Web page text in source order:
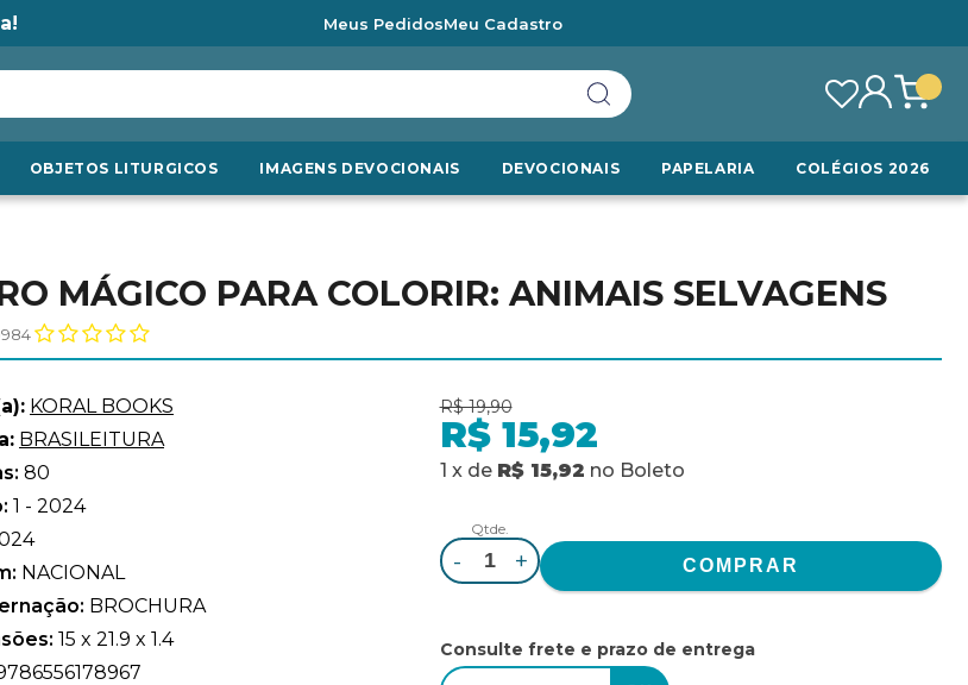
Meus PedidosMeu Cadastro
OBJETOS LITURGICOS IMAGENS DEVOCIONAIS DEVOCIONAIS PAPELARIA COLÉGIOS 2026
MÁGICO PARA COLORIR: ANIMAIS SELVAGENS
KORAL BOOKS
BRASILEITURA
80
1 - 2024
NACIONAL
BROCHURA
15 x 21.9 x 1.4
R$ 19,90
R$ 15,92
1 x de R$ 15,92 no Boleto
Qtde.
- +
Consulte frete e prazo de entrega